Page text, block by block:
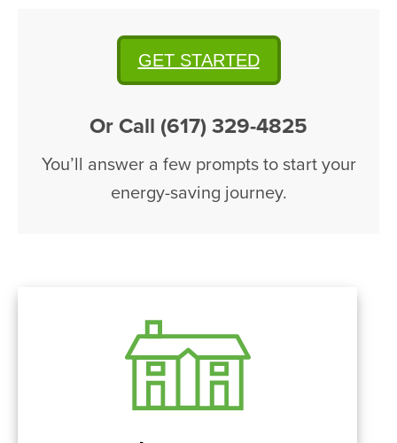
GET STARTED
Or Call (617) 329-4825
You’ll answer a few prompts to start your
energy-saving journey.